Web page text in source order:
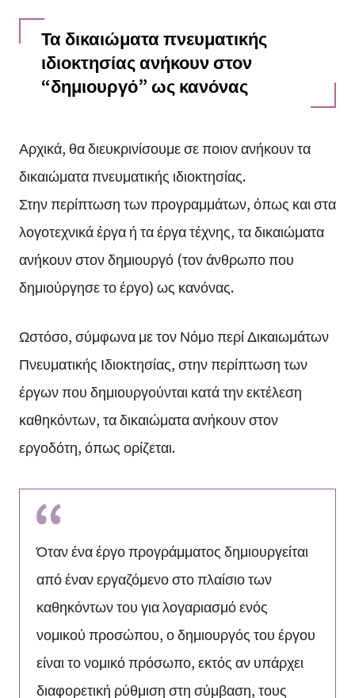
Τα δικαιώματα πνευματικής
ιδιοκτησίας ανήκουν στον
“δημιουργό” ως κανόνας
Αρχικά, θα διευκρινίσουμε σε ποιον ανήκουν τα
δικαιώματα πνευματικής ιδιοκτησίας.
Στην περίπτωση των προγραμμάτων, όπως και στα
λογοτεχνικά έργα ή τα έργα τέχνης, τα δικαιώματα
ανήκουν στον δημιουργό (τον άνθρωπο που
δημιούργησε το έργο) ως κανόνας.
Ωστόσο, σύμφωνα με τον Νόμο περί Δικαιωμάτων
Πνευματικής Ιδιοκτησίας, στην περίπτωση των
έργων που δημιουργούνται κατά την εκτέλεση
καθηκόντων, τα δικαιώματα ανήκουν στον
εργοδότη, όπως ορίζεται.
Όταν ένα έργο προγράμματος δημιουργείται
από έναν εργαζόμενο στο πλαίσιο των
καθηκόντων του για λογαριασμό ενός
νομικού προσώπου, ο δημιουργός του έργου
είναι το νομικό πρόσωπο, εκτός αν υπάρχει
διαφορετική ρύθμιση στη σύμβαση, τους